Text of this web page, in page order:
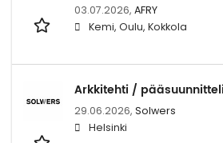
03.07.2026, AFRY
Kemi, Oulu, Kokkola
Arkkitehti /
29.06.2026, Solwers
Helsinki